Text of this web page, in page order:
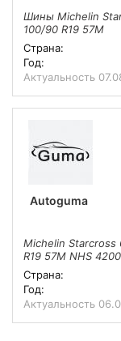
Шины Michelin
100/90 R19 57M
Страна:
Год:
Актуальность
Autoguma
Michelin Starcross
R19 57M NHS
Страна:
Год:
Актуальность